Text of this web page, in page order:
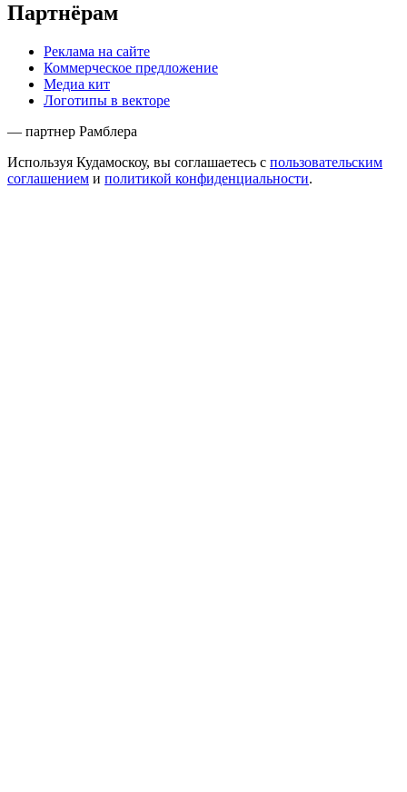
Партнёрам
Реклама на сайте
Коммерческое предложение
Медиа кит
Логотипы в векторе
— партнер Рамблера
Используя Кудамоскоу, вы соглашаетесь с пользовательским
соглашением и политикой конфиденциальности.